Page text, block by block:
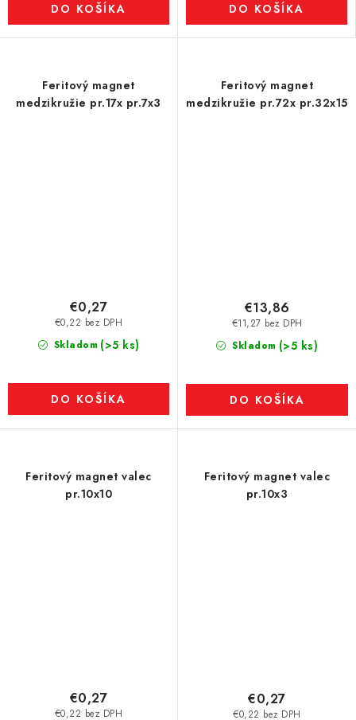
DO KOŠÍKA DO KOŠÍKA
Feritový magnet
medzikružie pr.17x pr.7x3
Skladom (>5 ks)
€0,22 bez DPH
€0,27
DO KOŠÍKA
Feritový magnet
medzikružie pr.72x pr.32x15
Skladom (>5 ks)
€11,27 bez DPH
€13,86
DO KOŠÍKA
Feritový magnet valec
pr.10x10
€0,22 bez DPH
€0,27
Feritový magnet valec
pr.10x3
€0,22 bez DPH
€0,27